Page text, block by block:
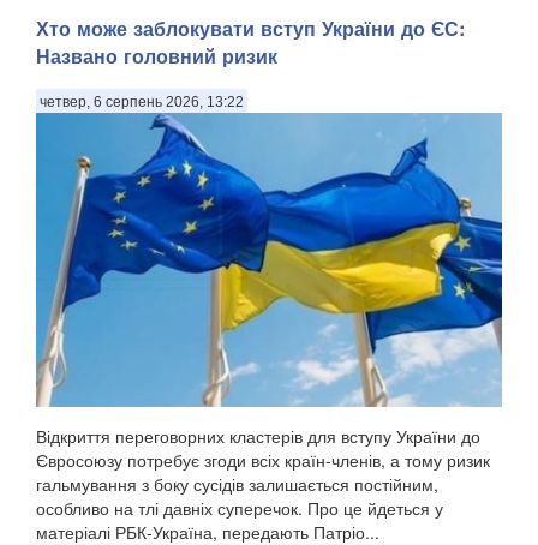
Хто може заблокувати вступ України до ЄС:
Названо головний ризик
четвер, 6 серпень 2026, 13:22
Відкриття переговорних кластерів для вступу України до
Євросоюзу потребує згоди всіх країн-членів, а тому ризик
гальмування з боку сусідів залишається постійним,
особливо на тлі давніх суперечок. Про це йдеться у
матеріалі РБК-Україна, передають Патріо...